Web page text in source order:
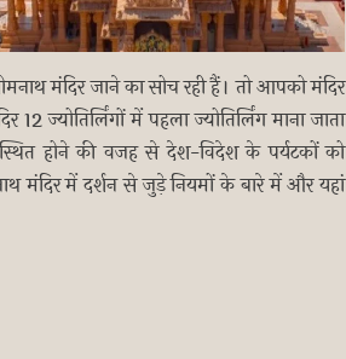
मंदिर जाने का सोच रही हैं। तो आपको मंदिर
ज्योतिर्लिंगों में पहला ज्योतिर्लिंग माना जाता
होने की वजह से देश-विदेश के पर्यटकों को
में दर्शन से जुड़े नियमों के बारे में और यहां